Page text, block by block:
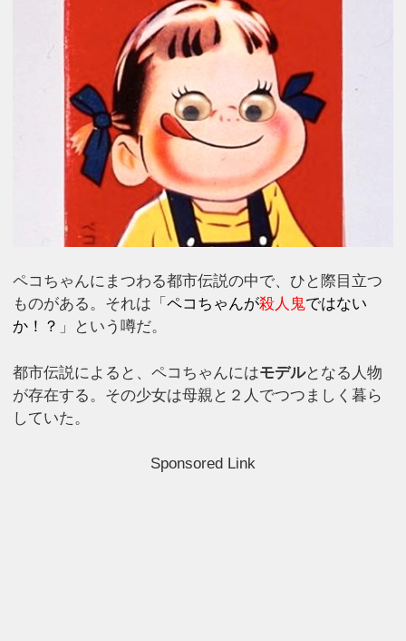
ペコちゃんにまつわる都市伝説の中で、ひと際目立つ
ものがある。それは「ペコちゃんが殺人鬼ではない
か！？ 」という噂だ。
都市伝説によると、ペコちゃんにはモデルとなる人物
が存在する。その少女は母親と２人でつつましく暮ら
していた。
Sponsored Link